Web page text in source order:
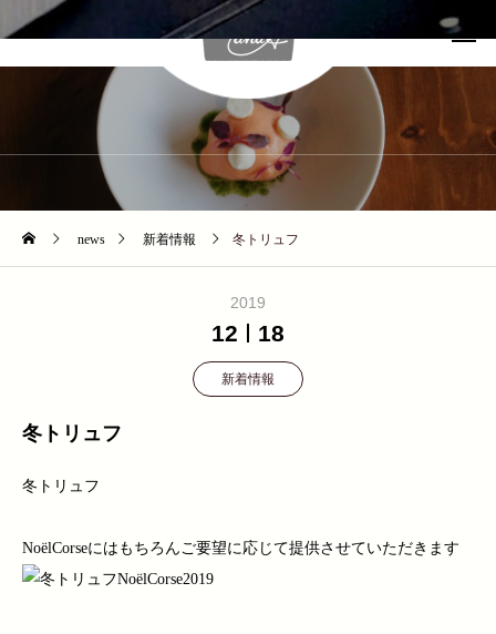
NEWS
news 新着情報 冬トリュフ
2019
12 18
新着情報
冬トリュフ
冬トリュフ
NoëlCorseにはもちろんご要望に応じて提供させていただきます